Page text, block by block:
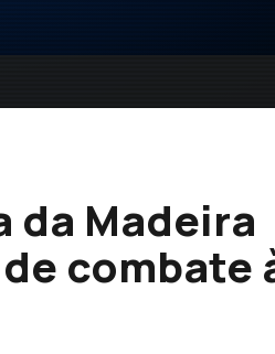
da Madeira
combate